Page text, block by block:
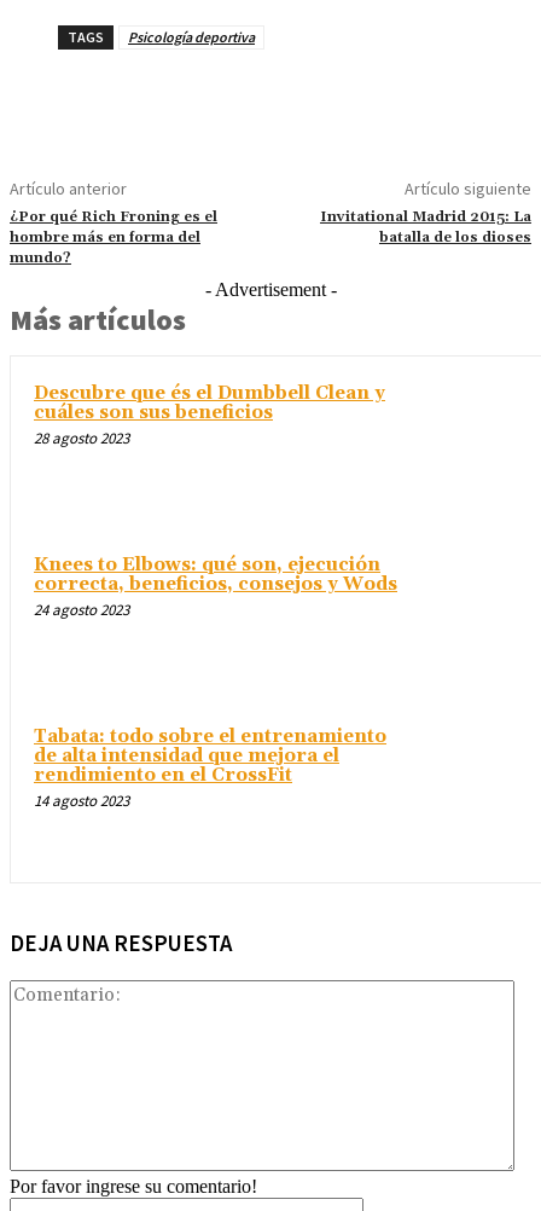
TAGS Psicología deportiva
Artículo anterior
¿Por qué Rich Froning es el
hombre más en forma del
mundo?
Artículo siguiente
Invitational Madrid 2015: La
batalla de los dioses
- Advertisement -
Más artículos
Descubre que és el Dumbbell Clean y
cuáles son sus beneficios
28 agosto 2023
Knees to Elbows: qué son, ejecución
correcta, beneficios, consejos y Wods
24 agosto 2023
Tabata: todo sobre el entrenamiento
de alta intensidad que mejora el
rendimiento en el CrossFit
14 agosto 2023
DEJA UNA RESPUESTA
Por favor ingrese su comentario!